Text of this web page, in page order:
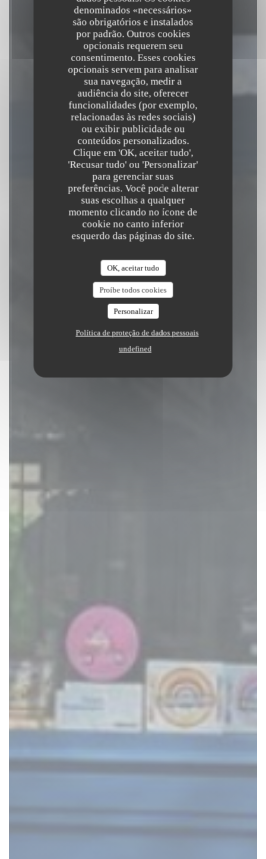
denominados «necessários»
são obrigatórios e instalados
por padrão. Outros cookies
opcionais requerem seu
consentimento. Esses cookies
opcionais servem para analisar
sua navegação, medir a
audiência do site, oferecer
funcionalidades (por exemplo,
relacionadas às redes sociais)
ou exibir publicidade ou
conteúdos personalizados.
Clique em 'OK, aceitar tudo',
'Recusar tudo' ou 'Personalizar'
para gerenciar suas
preferências. Você pode alterar
suas escolhas a qualquer
momento clicando no ícone de
cookie no canto inferior
esquerdo das páginas do site.
OK, aceitar tudo
Proíbe todos cookies
Personalizar
Política de proteção de dados pessoais
undefined
MULINO MULÈ
|PARIS
RESERVAR UMA MESA